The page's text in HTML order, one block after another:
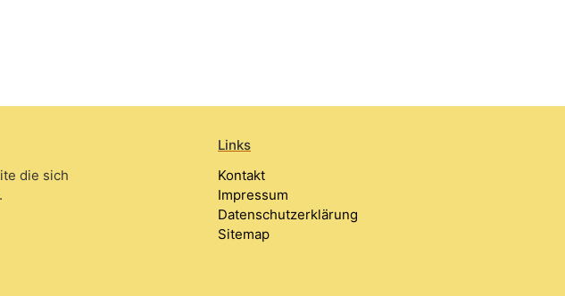
die sich
Links
Kontakt
Impressum
Datenschutzerklärung
Sitemap